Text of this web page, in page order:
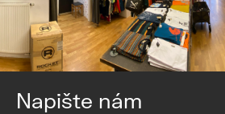
Napište nám